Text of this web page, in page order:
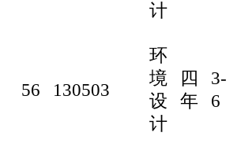
计
56 130503
环
境
设
计
四
年
3-
6